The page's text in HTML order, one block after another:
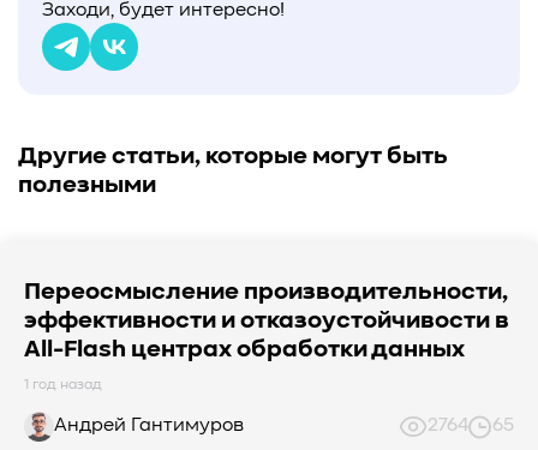
Заходи, будет интересно!
Другие статьи, которые могут быть
полезными
Переосмысление производительности,
эффективности и отказоустойчивости в
All-Flash центрах обработки данных
1 год назад
Андрей Гантимуров 2764 65